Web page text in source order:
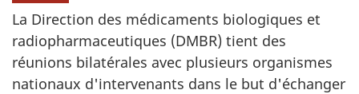
La Direction des médicaments biologiques et
radiopharmaceutiques (DMBR) tient des
réunions bilatérales avec plusieurs organismes
nationaux d'intervenants dans le but d'échanger